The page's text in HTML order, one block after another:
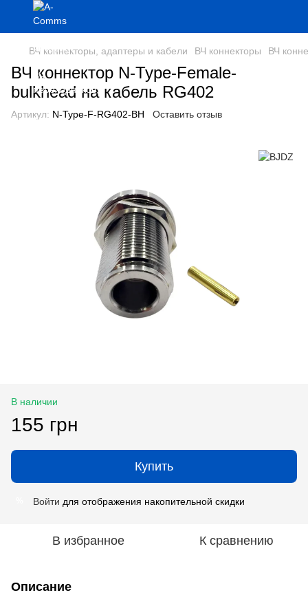
ВЧ коннекторы, адаптеры и кабели ВЧ коннекторы ВЧ
ВЧ коннектор N-Type-Female-
bulkhead на кабель RG402
Артикул: N-Type-F-RG402-BH Оставить отзыв
В наличии
155 грн
Купить
Войти для отображения накопительной скидки
В избранное К сравнению
Описание